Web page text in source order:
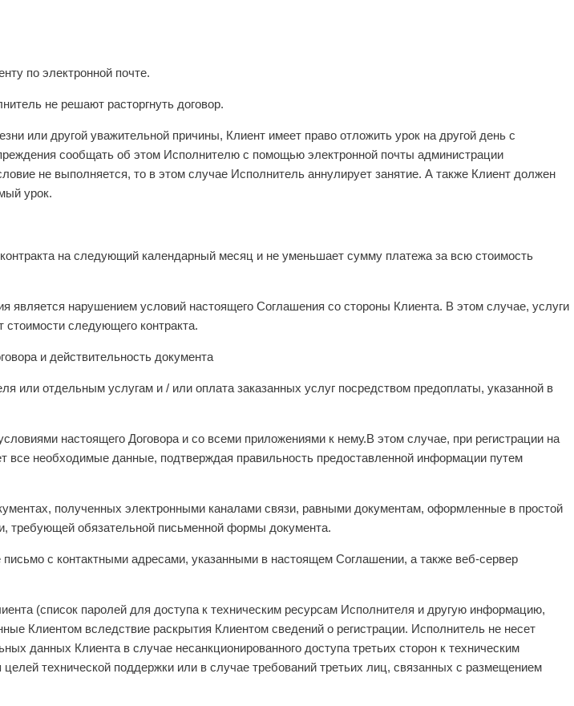
по электронной почте.
не решают расторгнуть договор.
или другой уважительной причины, Клиент имеет право отложить урок на другой день с
сообщать об этом Исполнителю с помощью электронной почты администрации
не выполняется, то в этом случае Исполнитель аннулирует занятие. А также Клиент должен
урок.
на следующий календарный месяц и не уменьшает сумму платежа за всю стоимость
является нарушением условий настоящего Соглашения со стороны Клиента. В этом случае, услуги
следующего контракта.
и действительность документа
или отдельным услугам и / или оплата заказанных услуг посредством предоплаты, указанной в
настоящего Договора и со всеми приложениями к нему.В этом случае, при регистрации на
необходимые данные, подтверждая правильность предоставленной информации путем
полученных электронными каналами связи, равными документам, оформленные в простой
требующей обязательной письменной формы документа.
с контактными адресами, указанными в настоящем Соглашении, а также веб-сервер
(список паролей для доступа к техническим ресурсам Исполнителя и другую информацию,
Клиентом вследствие раскрытия Клиентом сведений о регистрации. Исполнитель не несет
данных Клиента в случае несанкционированного доступа третьих сторон к техническим
технической поддержки или в случае требований третьих лиц, связанных с размещением